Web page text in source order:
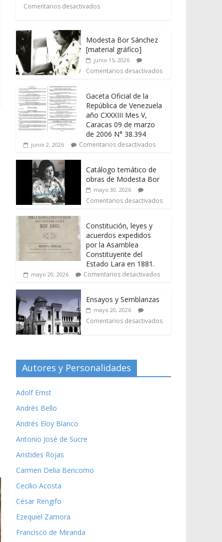
Comentarios desactivados
Modesta Bor Sánchez
[material gráfico]
junio 15, 2026
Comentarios desactivados
Gaceta Oficial de la
República de Venezuela
año CXXXIII Mes V,
Caracas 09 de marzo
de 2006 N° 38.394
junio 2, 2026 Comentarios desactivados
Catálogo temático de
obras de Modesta Bor
mayo 30, 2026
Comentarios desactivados
Constitución, leyes y
acuerdos expedidos
por la Asamblea
Constituyente del
Estado Lara en 1881.
mayo 20, 2026 Comentarios desactivados
Ensayos y Semblanzas
mayo 20, 2026
Comentarios desactivados
Autores y Personalidades
Adolf Ernst
Andrés Bello
Andrés Eloy Blanco
Antonio José de Sucre
Aristides Rojas
Carmen Delia Bencomo
Cecilio Acosta
César Rengifo
Ezequiel Zamora
Francisco de Miranda